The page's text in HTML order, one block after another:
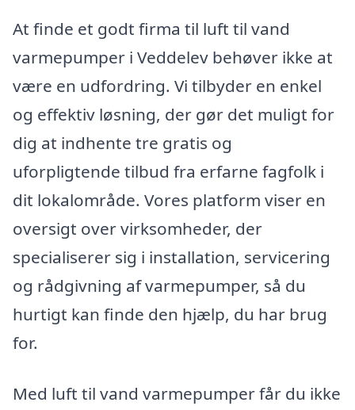
At finde et godt firma til luft til vand
varmepumper i Veddelev behøver ikke at
være en udfordring. Vi tilbyder en enkel
og effektiv løsning, der gør det muligt for
dig at indhente tre gratis og
uforpligtende tilbud fra erfarne fagfolk i
dit lokalområde. Vores platform viser en
oversigt over virksomheder, der
specialiserer sig i installation, servicering
og rådgivning af varmepumper, så du
hurtigt kan finde den hjælp, du har brug
for.
Med luft til vand varmepumper får du ikke